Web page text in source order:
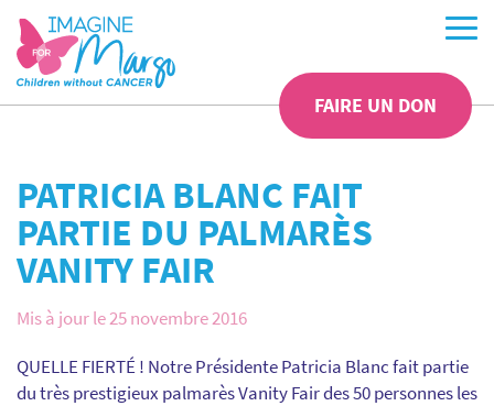
FAIRE UN DON
PATRICIA BLANC FAIT
PARTIE DU PALMARÈS
VANITY FAIR
Mis à jour le 25 novembre 2016
QUELLE FIERTÉ ! Notre Présidente Patricia Blanc fait partie
du très prestigieux palmarès Vanity Fair des 50 personnes les